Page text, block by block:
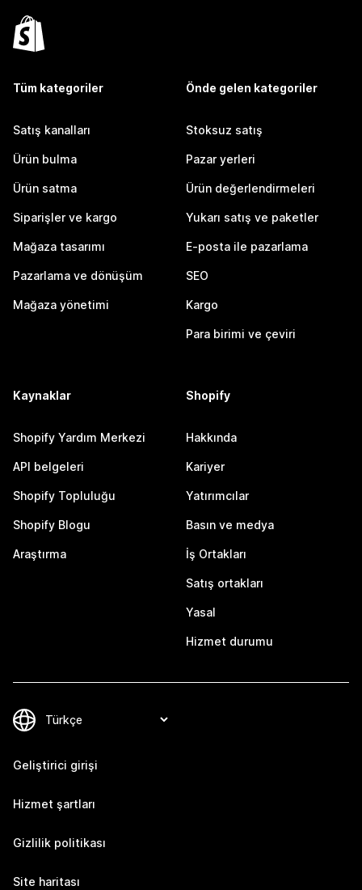
Tüm kategoriler
Satış kanalları
Ürün bulma
Ürün satma
Siparişler ve kargo
Mağaza tasarımı
Pazarlama ve dönüşüm
Mağaza yönetimi
Önde gelen kategoriler
Stoksuz satış
Pazar yerleri
Ürün değerlendirmeleri
Yukarı satış ve paketler
E-posta ile pazarlama
SEO
Kargo
Para birimi ve çeviri
Kaynaklar
Shopify Yardım Merkezi
API belgeleri
Shopify Topluluğu
Shopify Blogu
Araştırma
Shopify
Hakkında
Kariyer
Yatırımcılar
Basın ve medya
İş Ortakları
Satış ortakları
Yasal
Hizmet durumu
Geliştirici girişi
Hizmet şartları
Gizlilik politikası
Site haritası